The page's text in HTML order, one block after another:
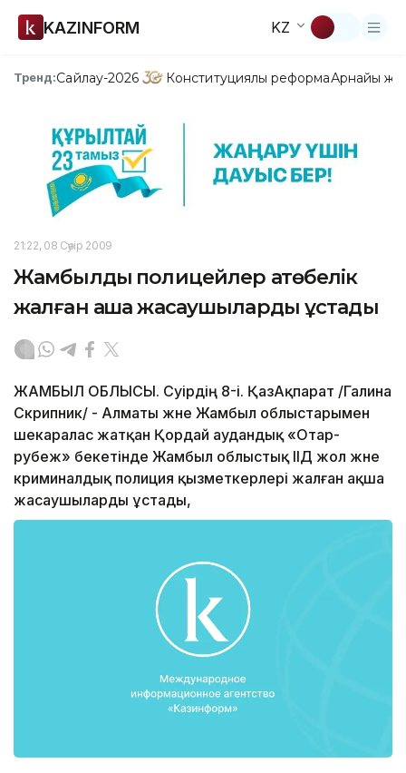
KAZINFORM KZ
Тренд:Сайлау-2026 Конституциялық реформаАрнайы
21:22, 08 Сәуір 2009
Жамбылдық полицейлер ақтөбелік
жалған ақша жасаушыларды ұстады
ЖАМБЫЛ ОБЛЫСЫ. Сәуірдің 8-і. ҚазАқпарат /Галина
Скрипник/ - Алматы және Жамбыл облыстарымен
шекаралас жатқан Қордай аудандық «Отар-
рубеж» бекетінде Жамбыл облыстық ІІД жол және
криминалдық полиция қызметкерлері жалған ақша
жасаушыларды ұстады,